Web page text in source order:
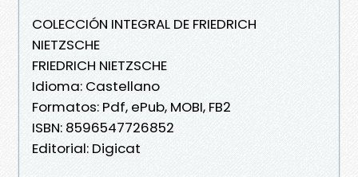
COLECCIÓN INTEGRAL DE FRIEDRICH
NIETZSCHE
FRIEDRICH NIETZSCHE
Idioma: Castellano
Formatos: Pdf, ePub, MOBI, FB2
ISBN: 8596547726852
Editorial: Digicat